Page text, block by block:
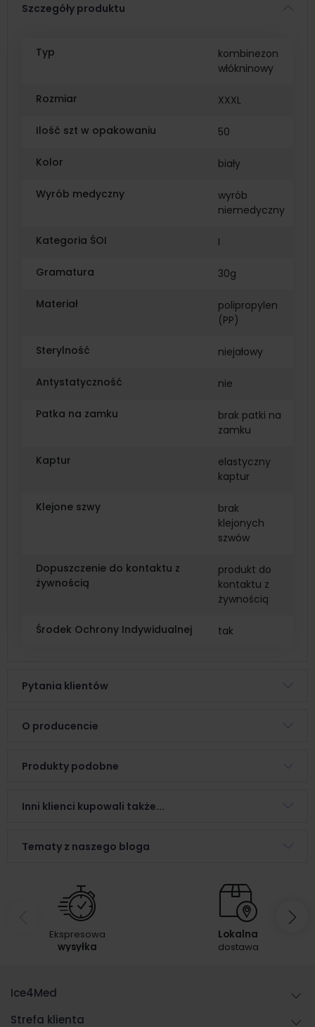
Szczegóły produktu
Typ
kombinezon
włókninowy
Rozmiar XXXL
Ilość szt w opakowaniu 50
Kolor biały
Wyrób medyczny
wyrób
niemedyczny
Kategoria ŚOI I
Gramatura 30g
Materiał
polipropylen
(PP)
Sterylność niejałowy
Antystatyczność nie
Patka na zamku
brak patki na
zamku
Kaptur
elastyczny
kaptur
Klejone szwy
brak
klejonych
szwów
Dopuszczenie do kontaktu z
żywnością
produkt do
kontaktu z
żywnością
Środek Ochrony Indywidualnej tak
Pytania klientów
O producencie
Produkty podobne
Inni klienci kupowali także...
Tematy z naszego bloga
Ekspresowa
wysyłka
Lokalna
dostawa
Ice4Med
Strefa klienta